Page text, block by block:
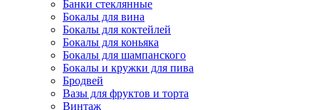
Банки стеклянные
Бокалы для вина
Бокалы для коктейлей
Бокалы для коньяка
Бокалы для шампанского
Бокалы и кружки для пива
Бродвей
Вазы для фруктов и торта
Винтаж